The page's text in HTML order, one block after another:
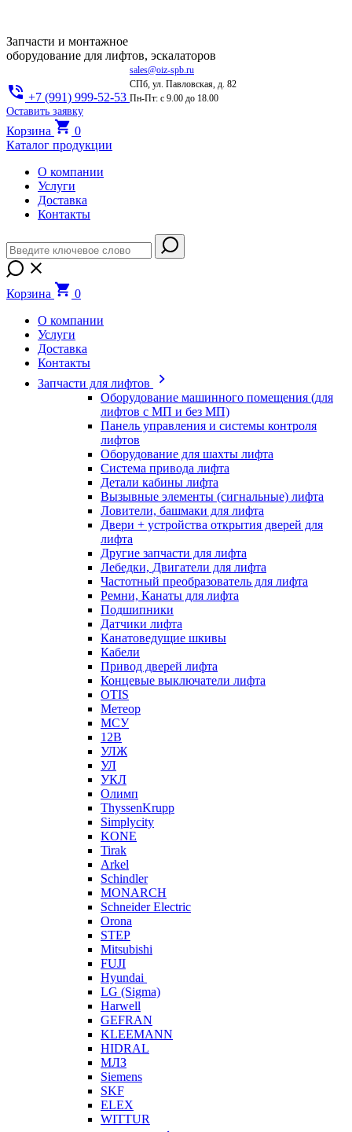
Запчасти и монтажное
оборудование для лифтов, эскалаторов
+7 (991) 999-52-53
sales@oiz-spb.ru
СПб, ул. Павловская, д. 82
Пн-Пт: с 9.00 до 18.00
Оставить заявку
Корзина
0
Каталог продукции
О компании
Услуги
Доставка
Контакты
Корзина
0
О компании
Услуги
Доставка
Контакты
Запчасти для лифтов
Оборудование машинного помещения (для
лифтов с МП и без МП)
Панель управления и системы контроля
лифтов
Оборудование для шахты лифта
Система привода лифта
Детали кабины лифта
Вызывные элементы (сигнальные) лифта
Ловители, башмаки для лифта
Двери + устройства открытия дверей для
лифта
Другие запчасти для лифта
Лебедки, Двигатели для лифта
Частотный преобразователь для лифта
Ремни, Канаты для лифта
Подшипники
Датчики лифта
Канатоведущие шкивы
Кабели
Привод дверей лифта
Концевые выключатели лифта
OTIS
Метеор
МСУ
12В
УЛЖ
УЛ
УКЛ
Олимп
ThyssenKrupp
Simplycity
KONE
Tirak
Arkel
Schindler
MONARCH
Schneider Electric
Orona
STEP
Mitsubishi
FUJI
Hyundai
LG (Sigma)
Harwell
GEFRAN
KLEEMANN
HIDRAL
МЛЗ
Siemens
SKF
ELEX
WITTUR